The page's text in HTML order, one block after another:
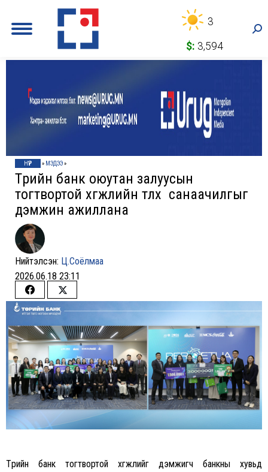
3
$: 3,594
НҮҮР » МЭДЭЭ»
Төрийн банк оюутан залуусын
тогтвортой хөгжлийн төлөөх санаачилгыг
дэмжин ажиллана
Нийтэлсэн: Ц.Соёлмаа
2026.06.18 23:11
Share
on
Facebook
Share
Twitter
Төрийн банк тогтвортой хөгжлийг дэмжигч банкны хувьд